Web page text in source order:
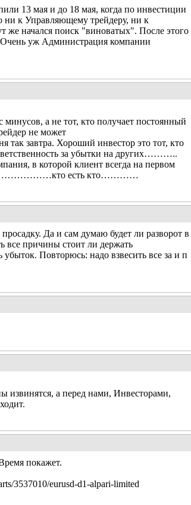
13 мая и до 18 мая, когда по инвестиции
ни к Управляющему трейдеру, ни к
же начался поиск "виноватых". После этого
уж Администрация компании
а не тот, кто получает постоянный
не может
завтра. Хороший инвестор это тот, кто
за убытки на других………..
в которой клиент всегда на первом
есть кто…………
Да и сам думаю будет ли разворот в
все причины стоит ли держать
Повторюсь: надо взвесить все за и п
а перед нами, Инвесторами,
покажет.
3537010/eurusd-d1-alpari-limited